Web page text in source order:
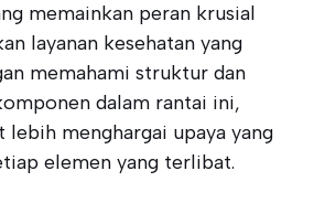
memainkan peran krusial
layanan kesehatan yang
memahami struktur dan
dalam rantai ini,
lebih menghargai upaya yang
elemen yang terlibat.